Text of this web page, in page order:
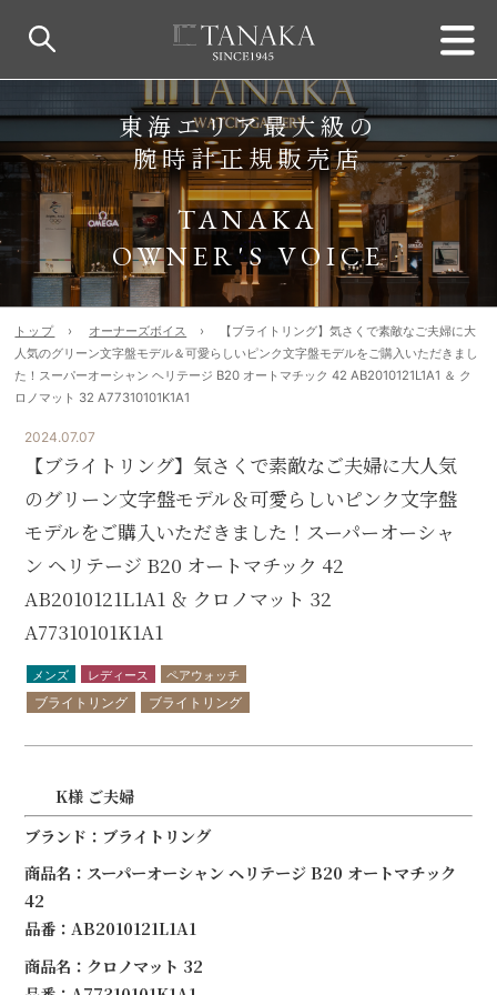
東海エリア最大級の
腕時計正規販売店
TANAKA
OWNER'S VOICE
トップ オーナーズボイス
【ブライトリング】気さくで素敵なご夫婦に大
人気のグリーン文字盤モデル＆可愛らしいピンク文字盤モデルをご購入いただきまし
た！スーパーオーシャン ヘリテージ B20 オートマチック 42 AB2010121L1A1 ＆ ク
ロノマット 32 A77310101K1A1
2024.07.07
【ブライトリング】気さくで素敵なご夫婦に大人気
のグリーン文字盤モデル＆可愛らしいピンク文字盤
モデルをご購入いただきました！スーパーオーシャ
ン ヘリテージ B20 オートマチック 42
AB2010121L1A1 ＆ クロノマット 32
A77310101K1A1
メンズ レディース ペアウォッチ
ブライトリング ブライトリング
K様 ご夫婦
ブランド：ブライトリング
商品名：スーパーオーシャン ヘリテージ B20 オートマチック
42
品番：AB2010121L1A1
商品名：クロノマット 32